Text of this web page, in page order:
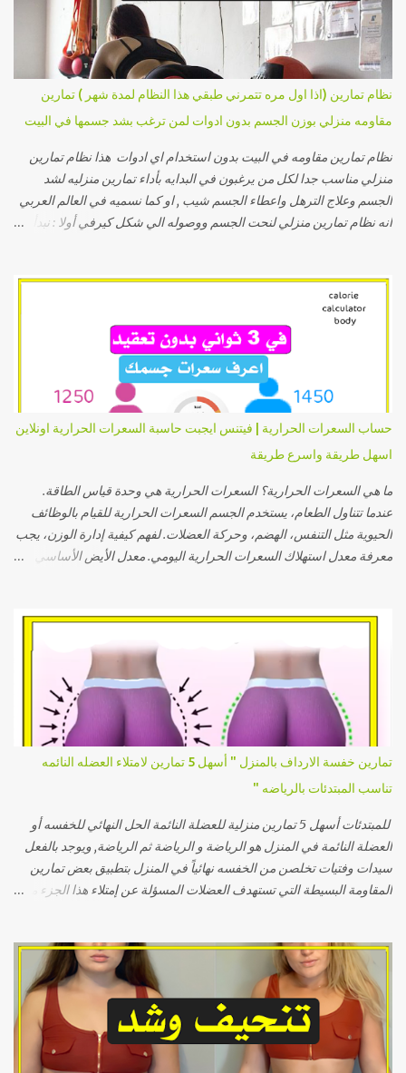
نظام تمارين (اذا اول مره تتمرني طبقي هذا النظام لمدة شهر ) تمارين
مقاومه منزلي بوزن الجسم بدون ادوات لمن ترغب بشد جسمها في البيت
نظام تمارين مقاومه في البيت بدون استخدام اي ادوات هذا نظام تمارين
منزلي مناسب جدا لكل من يرغبون في البدايه بأداء تمارين منزليه لشد
الجسم وعلاج الترهل واعطاء الجسم شيب , او كما نسميه في العالم العربي
انه نظام تمارين منزلي لنحت الجسم ووصوله الي شكل كيرفي أولا : نبدأ
عضلاتك اكثر مرونه وبالتالي تصبحي اقل عرضه للإصابات طبقي هذه
الاستريتشات لمدة تتراوح بين ثلاثة و خمسة دقائق بحيث تكون لكل تمرين
او وضع مالا يقل عن ثلاثين ثانيه وتكون العضله في وضع مشدود كما
تشاهدين في الصور التاليه وإا كانت صعبه عليكي ف بعد الصور مقطع فيديو
قصير لكي تشاهدي وتقومي بالتطبيق عمليا بسهوله إذا كان الأمر صعب
تطبيقه من الصور فشاهدي هذا الفيديو وقومي بالتطبيق كما تشاهدين
تمارين كارديو بعد ذلك في تطبيقك للتمارين في المنزل وفي اي مكان حتي
ان كان نظام تمارين خاص بالتمرين في النادي او صالة الجيم فقومي دائما
بالإحماء كما ستشاهدي في الدقا...
حساب السعرات الحرارية | فيتنس ايجبت حاسبة السعرات الحرارية اونلاين
اسهل طريقة واسرع طريقة
ما هي السعرات الحرارية؟ السعرات الحرارية هي وحدة قياس الطاقة.
عندما تتناول الطعام، يستخدم الجسم السعرات الحرارية للقيام بالوظائف
الحيوية مثل التنفس، الهضم، وحركة العضلات. لفهم كيفية إدارة الوزن، يجب
معرفة معدل استهلاك السعرات الحرارية اليومي. معدل الأيض الأساسي
يتم حسابه باستخدام معادلات علمية تأخذ في الاعتبار العمر، الطول، الوزن،
(سم) - 5 × العمر (بالسنوات) - 161 كيفية حساب الاحتياج اليومي من
السعرات الحرارية: بمجرد حساب معدل الأيض الأساسي، يُضرب في معامل
النشاط البدني لتحديد إجمالي الاحتياج اليومي: نشاط خفيف (عمل مكتبي):
BMR × 1.2 نشاط متوسط (تمارين خفيفة 3-4 أيام أسبوعيًا): BMR × 1.375
السعرات ...
تمارين خفسة الارداف بالمنزل " أسهل 5 تمارين لامتلاء العضله النائمه
تناسب المبتدئات بالرياضه "
للمبتدئات أسهل 5 تمارين منزلية للعضلة النائمة الحل النهائي للخفسه أو
العضلة النائمة في المنزل هو الرياضة و الرياضة ثم الرياضة, ويوجد بالفعل
سيدات وفتيات تخلصن من الخفسه نهائياً في المنزل بتطبيق بعض تمارين
المقاومة البسيطة التي تستهدف العضلات المسؤلة عن إمتلاء هذا الجزء من
أشرح في هذا المقال أِسهل خمسة تمارين منزلية للعضلة النائمة بطريقة
الأداء وأهم النصائح الخاصة بالتغذية التي ستساعدك على التخلص من
العضلة النائمة... السبب الرئيسي لظهور الخفسه حتى نتخلص من هذه
المشكلة التي تزعجك بشكل صحيح يجب أولاً أن نتكلم عن السبب الرئيسي
العلمي لحدوث الخفسه أو غمازة الورك أو العضلة النائمة, فما يجب فيجب
عليك إدراكه أن تجويف الخفسه لا يحتوي على عضلة ضعيفة أو صغيرة ويتم